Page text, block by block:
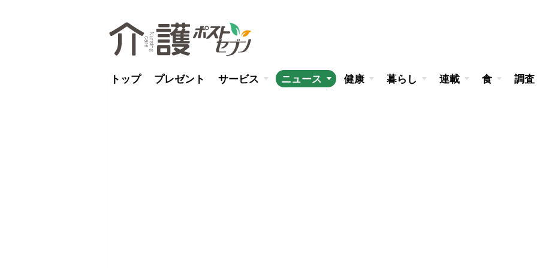
トップ プレゼント サービス ニュース 健康 暮らし 連載 食 調査